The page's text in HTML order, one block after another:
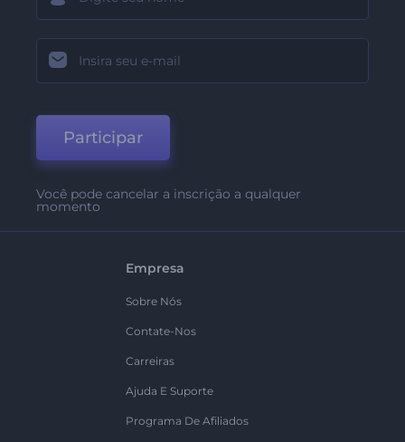
Participar
Você pode cancelar a inscrição a qualquer
momento
Empresa
Sobre Nós
Contate-Nos
Carreiras
Ajuda E Suporte
Programa De Afiliados